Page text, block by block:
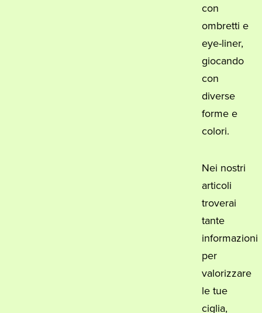
con
ombretti e
eye-liner,
giocando
con
diverse
forme e
colori.
Nei nostri
articoli
troverai
tante
informazioni
per
valorizzare
le tue
ciglia,